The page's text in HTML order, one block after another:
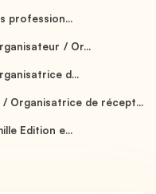
profession...
/ Or...
d...
Organisatrice de récept...
Edition e...